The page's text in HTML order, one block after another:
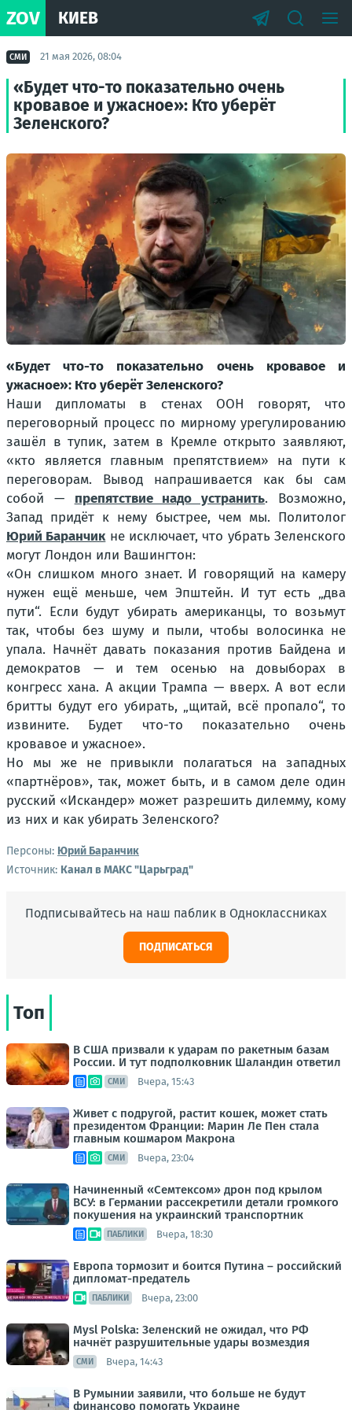
ZOV КИЕВ
СМИ 21 мая 2026, 08:04
«Будет что-то показательно очень
кровавое и ужасное»: Кто уберёт
Зеленского?
«Будет что-то показательно очень кровавое и
ужасное»: Кто уберёт Зеленского?
Наши дипломаты в стенах ООН говорят, что
переговорный процесс по мирному урегулированию
зашёл в тупик, затем в Кремле открыто заявляют,
«кто является главным препятствием» на пути к
переговорам. Вывод напрашивается как бы сам
собой — препятствие надо устранить. Возможно,
Запад придёт к нему быстрее, чем мы. Политолог
Юрий Баранчикне исключает, что убрать Зеленского
могут Лондон или Вашингтон:
«Он слишком много знает. И говорящий на камеру
нужен ещё меньше, чем Эпштейн. И тут есть „два
пути“. Если будут убирать американцы, то возьмут
так, чтобы без шуму и пыли, чтобы волосинка не
упала. Начнёт давать показания против Байдена и
демократов — и тем осенью на довыборах в
конгресс хана. А акции Трампа — вверх. А вот если
бритты будут его убирать, „щитай, всё пропало“, то
извините. Будет что-то показательно очень
кровавое и ужасное».
Но мы же не привыкли полагаться на западных
«партнёров», так, может быть, и в самом деле один
русский «Искандер» может разрешить дилемму, кому
из них и как убирать Зеленского?
Персоны: Юрий Баранчик
Источник: Канал в МАКС "Царьград"
Подписывайтесь на наш паблик в Одноклассниках
ПОДПИСАТЬСЯ
Топ
В США призвали к ударам по ракетным базам
России. И тут подполковник Шаландин ответил
СМИ Вчера, 15:43
Живет с подругой, растит кошек, может стать
президентом Франции: Марин Ле Пен стала
главным кошмаром Макрона
СМИ Вчера, 23:04
Начиненный «Семтексом» дрон под крылом
ВСУ: в Германии рассекретили детали громкого
покушения на украинский транспортник
ПАБЛИКИ Вчера, 18:30
Европа тормозит и боится Путина – российский
дипломат-предатель
ПАБЛИКИ Вчера, 23:00
Mysl Polska: Зеленский не ожидал, что РФ
начнёт разрушительные удары возмездия
СМИ Вчера, 14:43
В Румынии заявили, что больше не будут
финансово помогать Украине